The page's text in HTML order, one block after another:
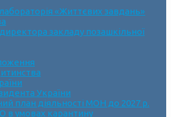
«Життєвих завдань»
закладу позашкільної
України
план діяльності МОН до 2027 р.
в умовах карантину